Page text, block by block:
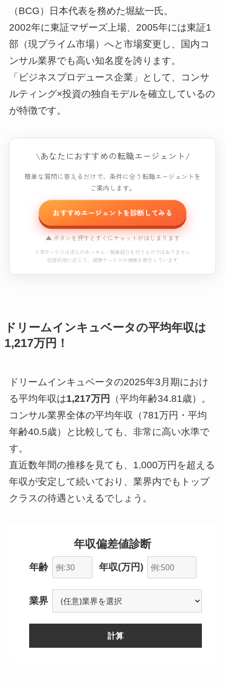
（BCG）日本代表を務めた堀紘一氏。
2002年に東証マザーズ上場、2005年には東証1
部（現プライム市場）へと市場変更し、国内コ
ンサル業界でも高い知名度を誇ります。
「ビジネスプロデュース企業」として、コンサ
ルティング×投資の独自モデルを確立しているの
が特徴です。
\あなたにおすすめの転職エージェント/
簡単な質問に答えるだけで、条件に合う転職エージェントを
ご案内します。
おすすめエージェントを診断してみる
▲ ボタンを押すとすぐにチャットがはじまります
※本サービスは求人のあっせん・職業紹介を行うものではありません
回答内容に応じて、提携サービスの情報を表示しています
読み込み中...
ドリームインキュベータの平均年収は
1,217万円！
ドリームインキュベータの2025年3月期におけ
る平均年収は1,217万円
（平均年齢34.81歳）。
コンサル業界全体の平均年収（781万円・平均
年齢40.5歳）と比較しても、非常に高い水準で
す。
直近数年間の推移を見ても、1,000万円を超える
年収が安定して続いており、業界内でもトップ
クラスの待遇といえるでしょう。
年収偏差値診断
年齢 年収(万円)
業界
計算